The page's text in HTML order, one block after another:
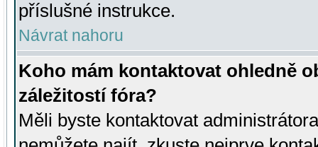
příslušné instrukce.
Návrat nahoru
Koho mám kontaktovat ohledně
záležitostí fóra?
Měli byste kontaktovat